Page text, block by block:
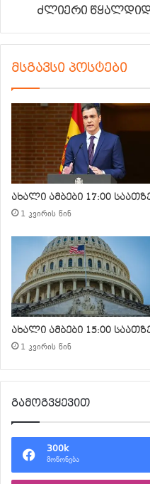
ძლიერი
მსგავსი პოსტები
ახალი ამბები 17:00
1 კვირის წინ
ახალი ამბები 15:00
1 კვირის წინ
გამოგვყევით
300k
მოწონება